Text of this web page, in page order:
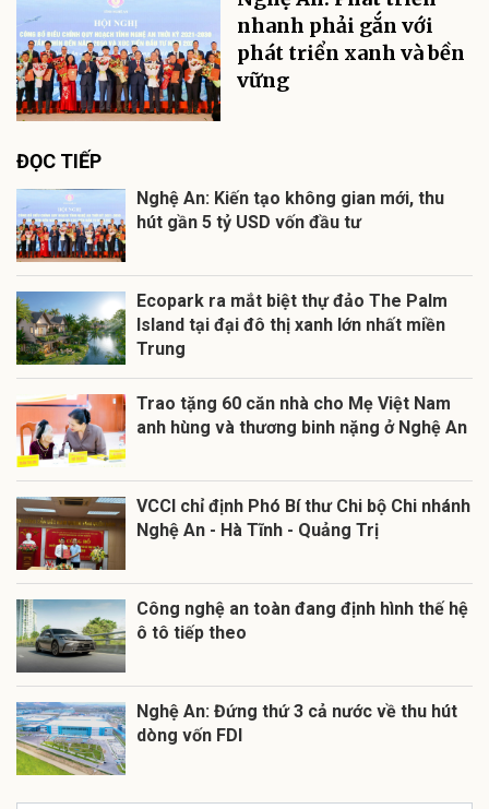
nhanh phải gắn với
phát triển xanh và bền
vững
ĐỌC TIẾP
Nghệ An: Kiến tạo không gian mới, thu
hút gần 5 tỷ USD vốn đầu tư
Ecopark ra mắt biệt thự đảo The Palm
Island tại đại đô thị xanh lớn nhất miền
Trung
Trao tặng 60 căn nhà cho Mẹ Việt Nam
anh hùng và thương binh nặng ở Nghệ An
VCCI chỉ định Phó Bí thư Chi bộ Chi nhánh
Nghệ An - Hà Tĩnh - Quảng Trị
Công nghệ an toàn đang định hình thế hệ
ô tô tiếp theo
Nghệ An: Đứng thứ 3 cả nước về thu hút
dòng vốn FDI